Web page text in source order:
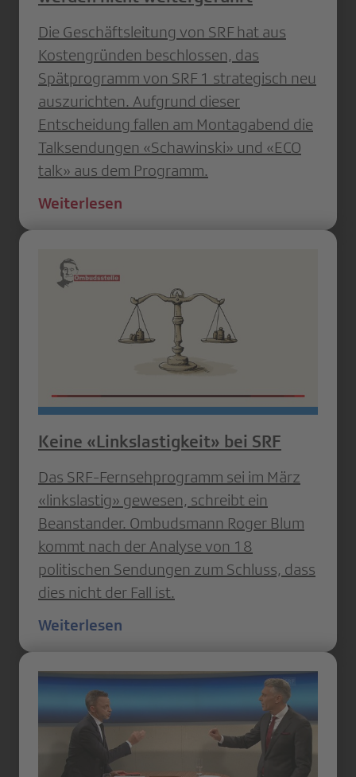
Die Geschäftsleitung von SRF hat aus
Kostengründen beschlossen, das
Spätprogramm von SRF 1 strategisch neu
auszurichten. Aufgrund dieser
Entscheidung fallen am Montagabend die
Talksendungen «Schawinski» und «ECO
talk» aus dem Programm.
Weiterlesen
Keine «Linkslastigkeit» bei SRF
Das SRF-Fernsehprogramm sei im März
«linkslastig» gewesen, schreibt ein
Beanstander. Ombudsmann Roger Blum
kommt nach der Analyse von 18
politischen Sendungen zum Schluss, dass
dies nicht der Fall ist.
Weiterlesen